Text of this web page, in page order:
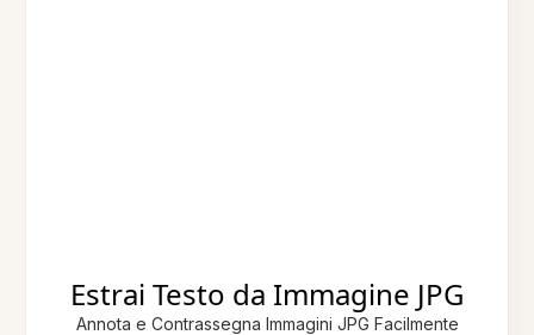
Estrai Testo da Immagine JPG
Annota e Contrassegna Immagini JPG Facilmente